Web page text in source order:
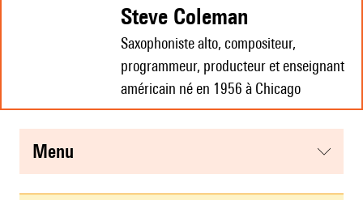
Steve Coleman
Saxophoniste alto, compositeur,
programmeur, producteur et enseignant
américain né en 1956 à Chicago
menu